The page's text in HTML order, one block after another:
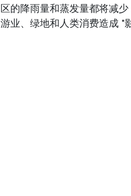
区的降雨量和蒸发量都将减
游业、绿地和人类消费造成 "